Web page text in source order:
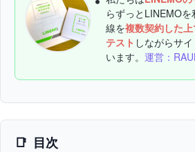
らずっとLINEMO
線を複数契約した
テスト しながらサ
います。 運営：
目次